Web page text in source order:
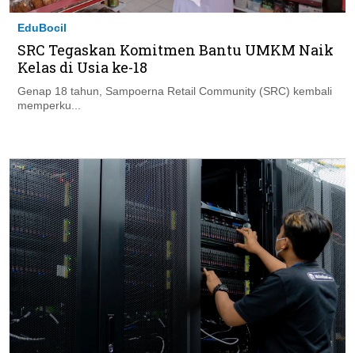
EduBocil
SRC Tegaskan Komitmen Bantu UMKM Naik
Kelas di Usia ke-18
Genap 18 tahun, Sampoerna Retail Community (SRC) kembali
memperku...